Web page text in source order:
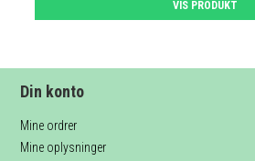
VIS PRODUKT
Din konto
Mine ordrer
Mine oplysninger